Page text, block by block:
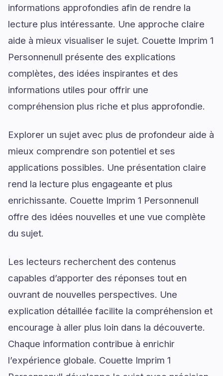
informations approfondies afin de rendre la
lecture plus intéressante. Une approche claire
aide à mieux visualiser le sujet. Couette Imprim 1
Personnenull présente des explications
complètes, des idées inspirantes et des
informations utiles pour offrir une
compréhension plus riche et plus approfondie.
Explorer un sujet avec plus de profondeur aide à
mieux comprendre son potentiel et ses
applications possibles. Une présentation claire
rend la lecture plus engageante et plus
enrichissante. Couette Imprim 1 Personnenull
offre des idées nouvelles et une vue complète
du sujet.
Les lecteurs recherchent des contenus
capables d’apporter des réponses tout en
ouvrant de nouvelles perspectives. Une
explication détaillée facilite la compréhension et
encourage à aller plus loin dans la découverte.
Chaque information contribue à enrichir
l’expérience globale. Couette Imprim 1